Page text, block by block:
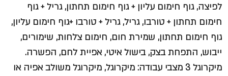
לפיצה, גוף חימום עליון + גוף חימום תחתון, גריל + גוף
חימום תחתון + טורבו, גריל, גריל + טורבו +גוף חימום עליון,
גוף חימום תחתון, שמירת חום, חימום צלחות, שימורים,
ייבוש, התפחת בצק, בישול איטי, אפיית לחם, הפשרה.
מיקרוגל 3 מצבי עבודה: מיקרוגל, מיקרוגל משולב אפיה או